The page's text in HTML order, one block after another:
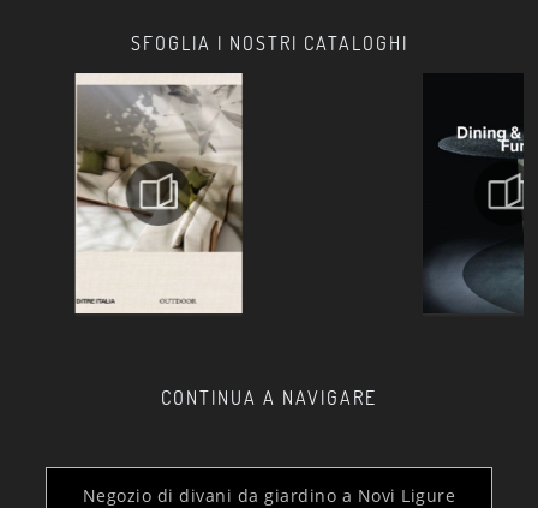
SFOGLIA I NOSTRI CATALOGHI
CONTINUA A NAVIGARE
Negozio di divani da giardino a Novi Ligure